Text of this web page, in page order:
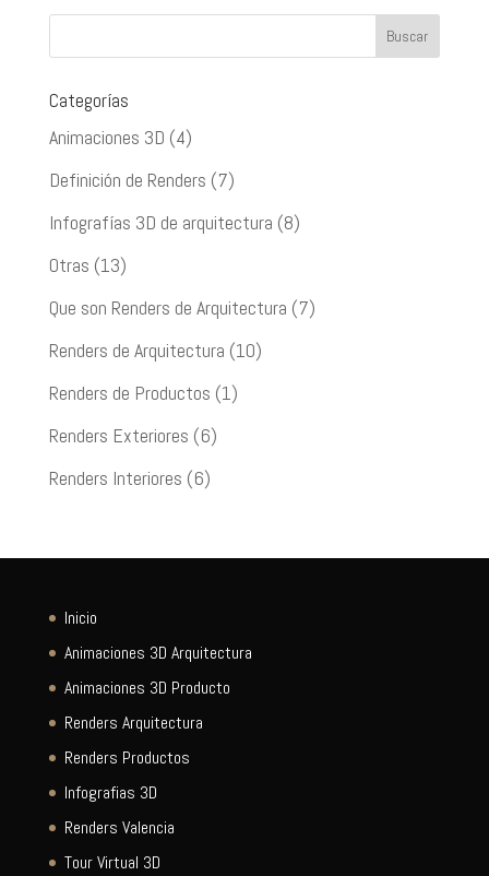
Categorías
Animaciones 3D (4)
Definición de Renders (7)
Infografías 3D de arquitectura (8)
Otras (13)
Que son Renders de Arquitectura (7)
Renders de Arquitectura (10)
Renders de Productos (1)
Renders Exteriores (6)
Renders Interiores (6)
Inicio
Animaciones 3D Arquitectura
Animaciones 3D Producto
Renders Arquitectura
Renders Productos
Infografias 3D
Renders Valencia
Tour Virtual 3D